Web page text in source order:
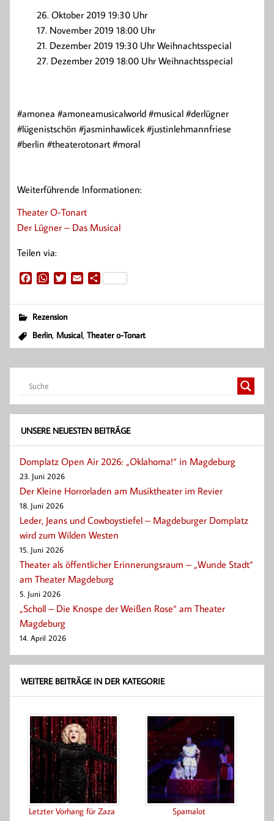
Oktober 2019 19:30 Uhr
17. November 2019 18:00 Uhr
21. Dezember 2019 19:30 Uhr Weihnachtsspecial
Dezember 2019 18:00 Uhr Weihnachtsspecial
#amonea #amoneamusicalworld #musical #derlügner
#lügenistschön #jasminhawlicek #justinlehmannfriese
#berlin #theaterotonart #moral
Weiterführende Informationen:
Theater O-Tonart
Der Lügner – Das Musical
Teilen via:
c
e
o
o
W
a
t
A
p
i
t
e
r
a
T
i
n
Rezension
Berlin, Musical,Theater o-Tonart
UNSERE NEUESTEN BEITRÄGE
Domplatz Open Air 2026: „Oklahoma!“ in Magdeburg
23. Juni 2026
Der Kleine Horrorladen am Musiktheater im Revier
18. Juni 2026
Leder, Jeans und Cowboystiefel – Magdeburger Domplatz
wird zum Wilden Westen
15. Juni 2026
Theater als öffentlicher Erinnerungsraum – „Wunde Stadt“
am Theater Magdeburg
5. Juni 2026
„Scholl – Die Knospe der Weißen Rose“ am Theater
Magdeburg
14. April 2026
WEITERE BEITRÄGE IN DER KATEGORIE
Letzter Vorhang für Zaza Spamalot